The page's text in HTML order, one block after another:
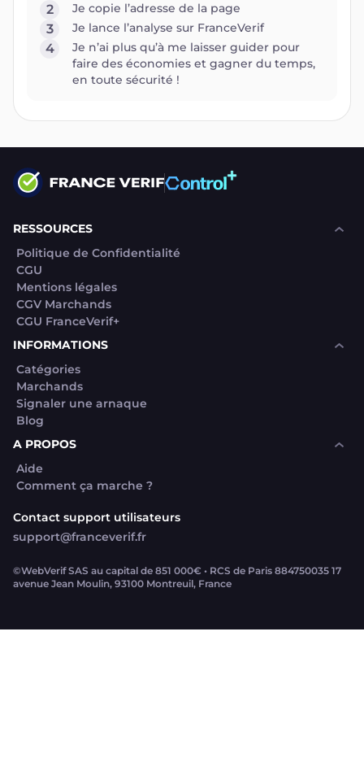
2 Je copie l’adresse de la page
3 Je lance l’analyse sur FranceVerif
4
Je n’ai plus qu’à me laisser guider pour
faire des économies et gagner du temps,
en toute sécurité !
RESSOURCES
Politique de Confidentialité
CGU
Mentions légales
CGV Marchands
CGU FranceVerif+
INFORMATIONS
Catégories
Marchands
Signaler une arnaque
Blog
A PROPOS
Aide
Comment ça marche ?
Contact support utilisateurs
support@franceverif.fr
©WebVerif SAS au capital de 851 000€ • RCS de Paris 884750035 17
avenue Jean Moulin, 93100 Montreuil, France